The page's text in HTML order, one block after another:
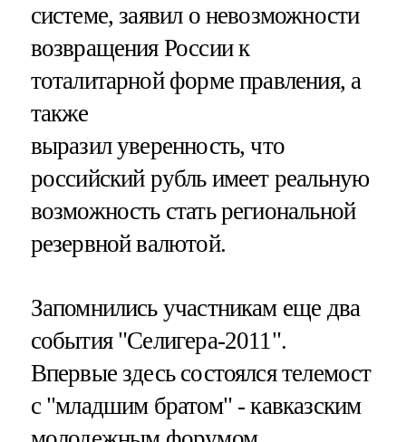
системе, заявил о невозможности
возвращения России к
тоталитарной форме правления, а
также
выразил уверенность, что
российский рубль имеет реальную
возможность стать региональной
резервной валютой.
Запомнились участникам еще два
события "Селигера-2011".
Впервые здесь состоялся телемост
с "младшим братом" - кавказским